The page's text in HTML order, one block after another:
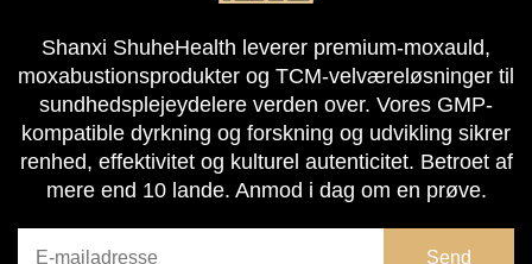
Shanxi ShuheHealth leverer premium-moxauld,
moxabustionsprodukter og TCM-velværeløsninger til
sundhedsplejeydelere verden over. Vores GMP-
kompatible dyrkning og forskning og udvikling sikrer
renhed, effektivitet og kulturel autenticitet. Betroet af
mere end 10 lande. Anmod i dag om en prøve.